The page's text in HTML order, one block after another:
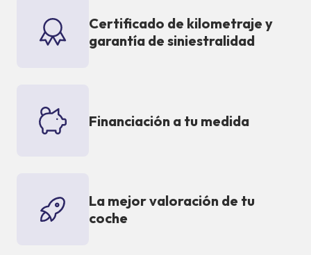
Certificado de kilometraje y
garantía de siniestralidad
Financiación a tu medida
La mejor valoración de tu
coche